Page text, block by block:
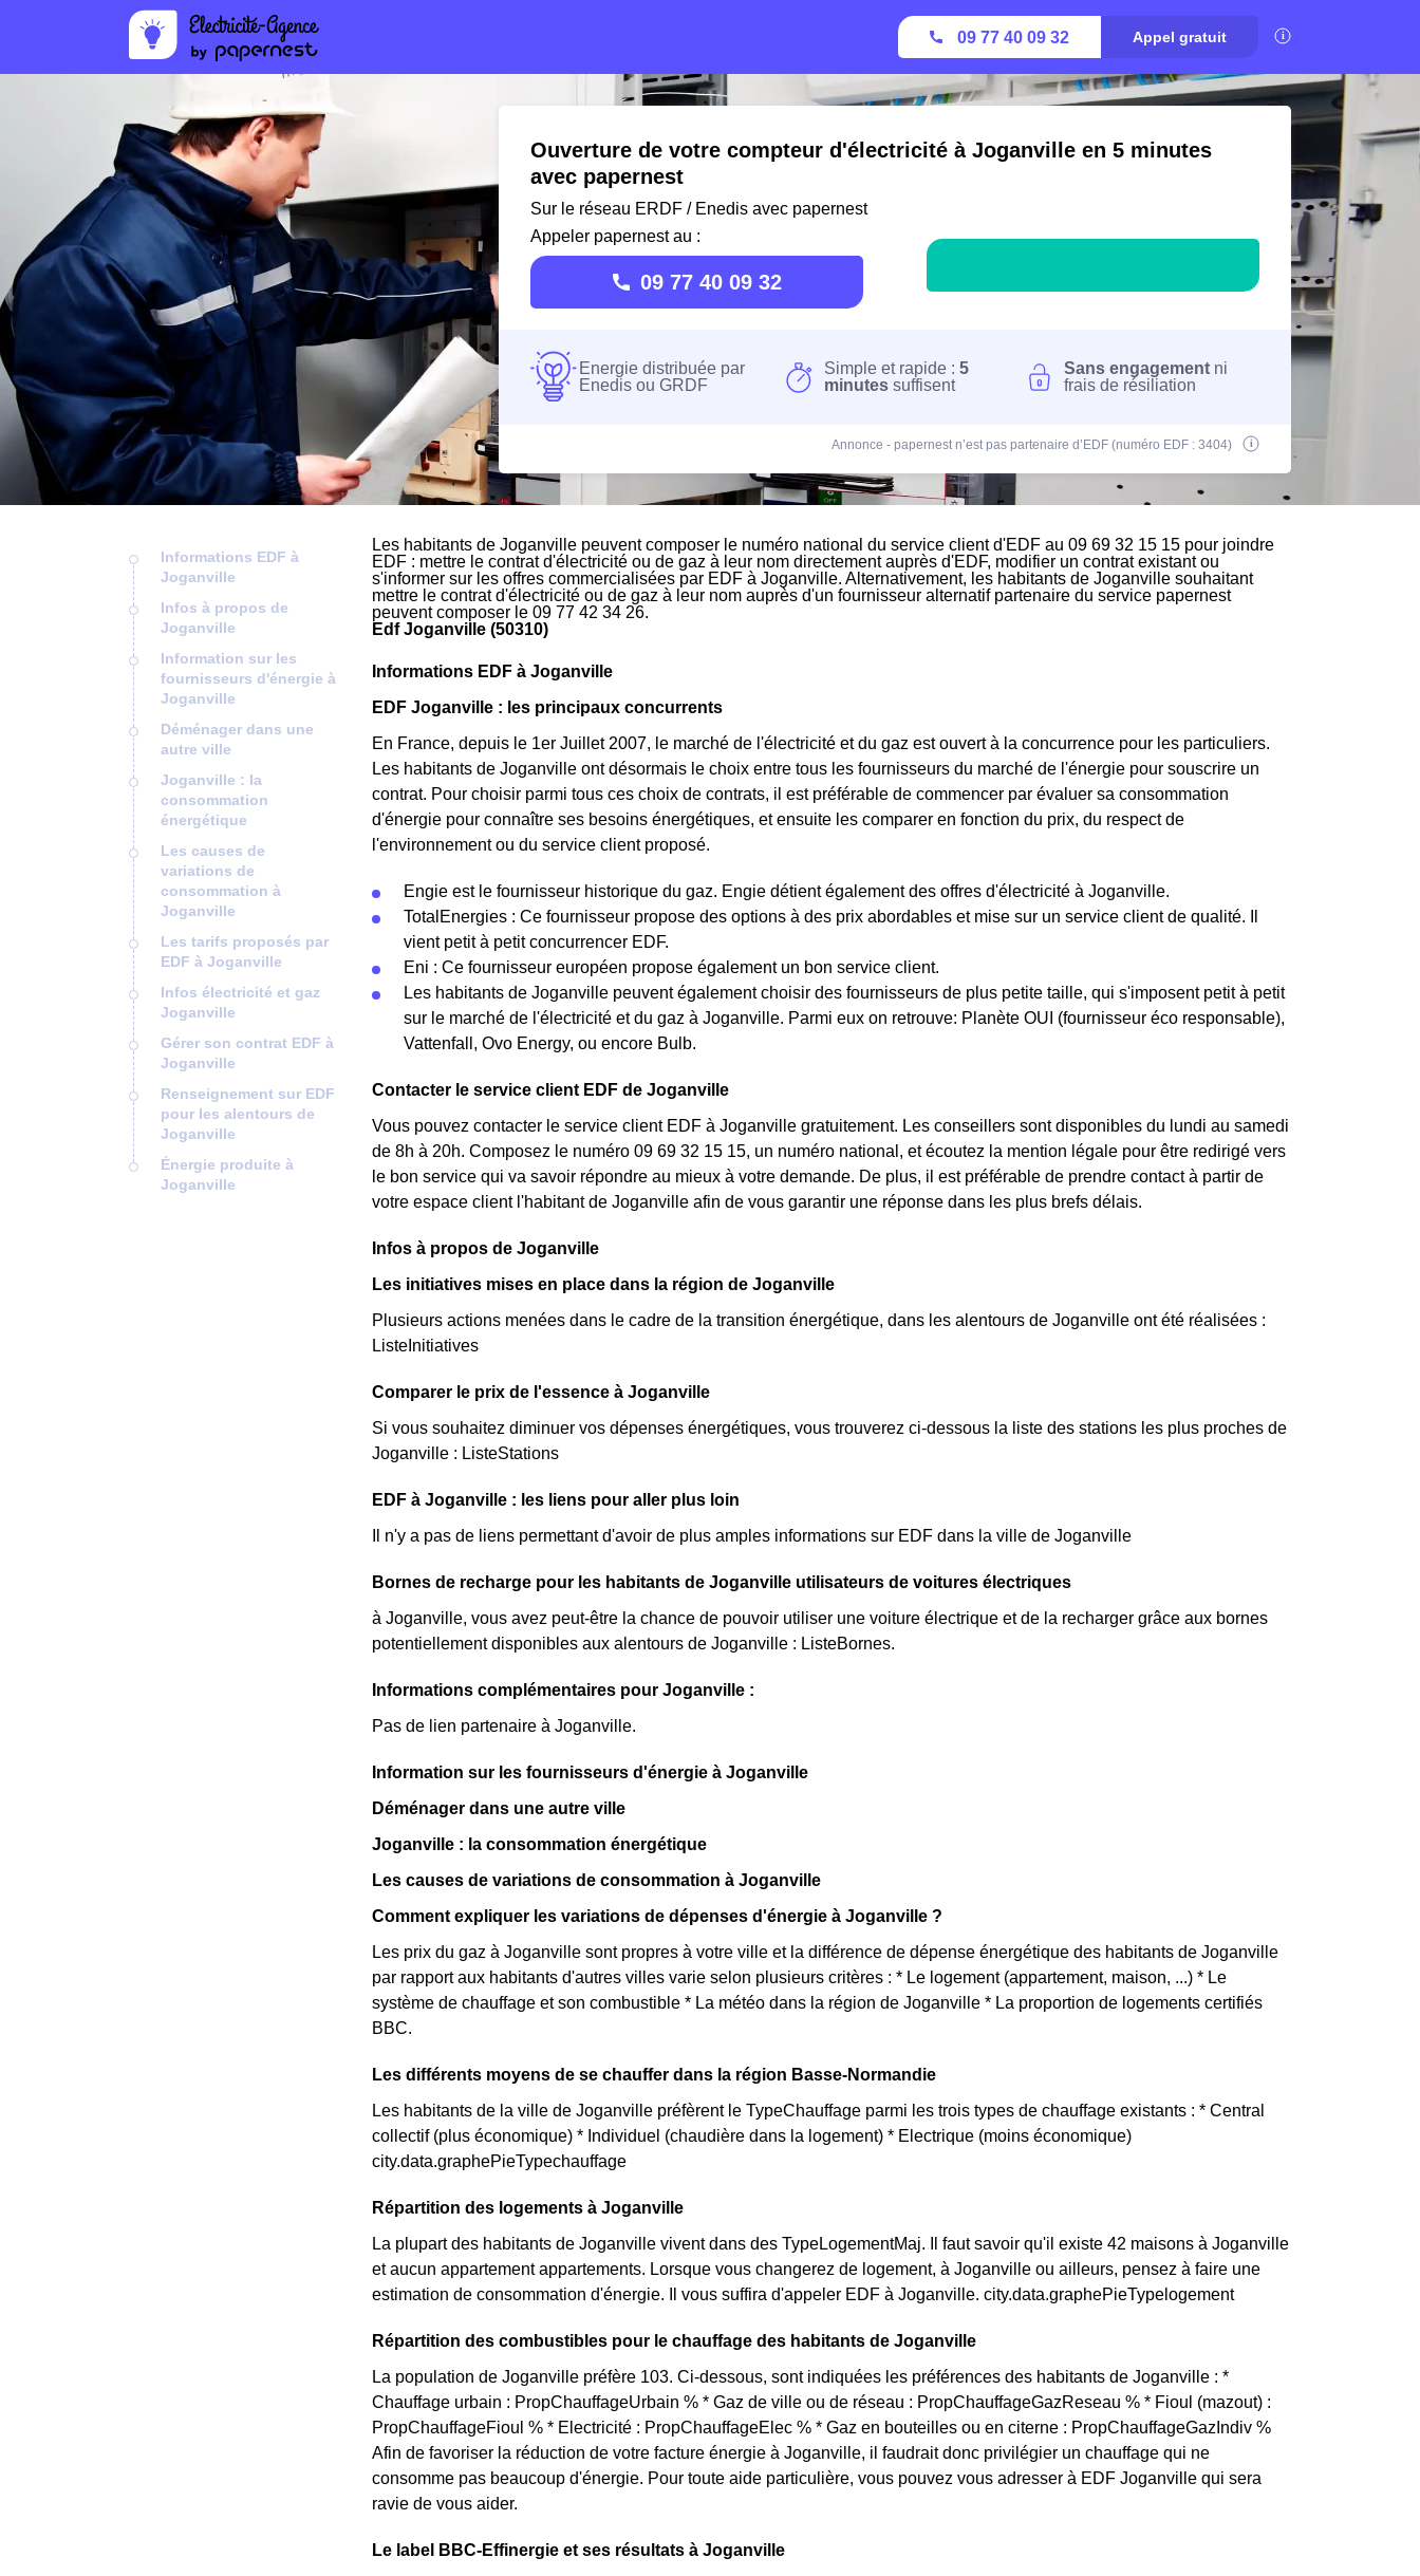
09 77 40 09 32 Appel gratuit
Ouverture de votre compteur d'électricité à Joganville en 5 minutes
avec papernest
Sur le réseau ERDF / Enedis avec papernest
Appeler papernest au :
09 77 40 09 32
Energie distribuée par
Enedis ou GRDF
Simple et rapide :5
minutes suffisent
Sans engagement ni
frais de résiliation
Annonce - papernest n’est pas partenaire d’EDF (numéro EDF : 3404)
Informations EDF à
Joganville
Infos à propos de
Joganville
Information sur les
fournisseurs d'énergie à
Joganville
Déménager dans une
autre ville
Joganville : la
consommation
énergétique
Les causes de
variations de
consommation à
Joganville
Les tarifs proposés par
EDF à Joganville
Infos électricité et gaz
Joganville
Gérer son contrat EDF à
Joganville
Renseignement sur EDF
pour les alentours de
Joganville
Énergie produite à
Joganville
Les habitants de Joganville peuvent composer le numéro national du service client d'EDF au 09 69 32 15 15 pour joindre
EDF : mettre le contrat d'électricité ou de gaz à leur nom directement auprès d'EDF, modifier un contrat existant ou
s'informer sur les offres commercialisées par EDF à Joganville. Alternativement, les habitants de Joganville souhaitant
mettre le contrat d'électricité ou de gaz à leur nom auprès d'un fournisseur alternatif partenaire du service papernest
peuvent composer le 09 77 42 34 26.
Edf Joganville (50310)
Informations EDF à Joganville
EDF Joganville : les principaux concurrents
En France, depuis le 1er Juillet 2007, le marché de l'électricité et du gaz est ouvert à la concurrence pour les particuliers.
Les habitants de Joganville ont désormais le choix entre tous les fournisseurs du marché de l'énergie pour souscrire un
contrat. Pour choisir parmi tous ces choix de contrats, il est préférable de commencer par évaluer sa consommation
d'énergie pour connaître ses besoins énergétiques, et ensuite les comparer en fonction du prix, du respect de
l'environnement ou du service client proposé.
Engie est le fournisseur historique du gaz. Engie détient également des offres d'électricité à Joganville.
TotalEnergies : Ce fournisseur propose des options à des prix abordables et mise sur un service client de qualité. Il
vient petit à petit concurrencer EDF.
Eni : Ce fournisseur européen propose également un bon service client.
Les habitants de Joganville peuvent également choisir des fournisseurs de plus petite taille, qui s'imposent petit à petit
sur le marché de l'électricité et du gaz à Joganville. Parmi eux on retrouve: Planète OUI (fournisseur éco responsable),
Vattenfall, Ovo Energy, ou encore Bulb.
Contacter le service client EDF de Joganville
Vous pouvez contacter le service client EDF à Joganville gratuitement. Les conseillers sont disponibles du lundi au samedi
de 8h à 20h. Composez le numéro 09 69 32 15 15, un numéro national, et écoutez la mention légale pour être redirigé vers
le bon service qui va savoir répondre au mieux à votre demande. De plus, il est préférable de prendre contact à partir de
votre espace client l'habitant de Joganville afin de vous garantir une réponse dans les plus brefs délais.
Infos à propos de Joganville
Les initiatives mises en place dans la région de Joganville
Plusieurs actions menées dans le cadre de la transition énergétique, dans les alentours de Joganville ont été réalisées :
ListeInitiatives
Comparer le prix de l'essence à Joganville
Si vous souhaitez diminuer vos dépenses énergétiques, vous trouverez ci-dessous la liste des stations les plus proches de
Joganville : ListeStations
EDF à Joganville : les liens pour aller plus loin
Il n'y a pas de liens permettant d'avoir de plus amples informations sur EDF dans la ville de Joganville
Bornes de recharge pour les habitants de Joganville utilisateurs de voitures électriques
à Joganville, vous avez peut-être la chance de pouvoir utiliser une voiture électrique et de la recharger grâce aux bornes
potentiellement disponibles aux alentours de Joganville : ListeBornes.
Informations complémentaires pour Joganville :
Pas de lien partenaire à Joganville.
Information sur les fournisseurs d'énergie à Joganville
Déménager dans une autre ville
Joganville : la consommation énergétique
Les causes de variations de consommation à Joganville
Comment expliquer les variations de dépenses d'énergie à Joganville ?
Les prix du gaz à Joganville sont propres à votre ville et la différence de dépense énergétique des habitants de Joganville
par rapport aux habitants d'autres villes varie selon plusieurs critères : * Le logement (appartement, maison, ...) * Le
système de chauffage et son combustible * La météo dans la région de Joganville * La proportion de logements certifiés
BBC.
Les différents moyens de se chauffer dans la région Basse-Normandie
Les habitants de la ville de Joganville préfèrent le TypeChauffage parmi les trois types de chauffage existants : * Central
collectif (plus économique) * Individuel (chaudière dans la logement) * Electrique (moins économique)
city.data.graphePieTypechauffage
Répartition des logements à Joganville
La plupart des habitants de Joganville vivent dans des TypeLogementMaj. Il faut savoir qu'il existe 42 maisons à Joganville
et aucun appartement appartements. Lorsque vous changerez de logement, à Joganville ou ailleurs, pensez à faire une
estimation de consommation d'énergie. Il vous suffira d'appeler EDF à Joganville. city.data.graphePieTypelogement
Répartition des combustibles pour le chauffage des habitants de Joganville
La population de Joganville préfère 103. Ci-dessous, sont indiquées les préférences des habitants de Joganville : *
Chauffage urbain : PropChauffageUrbain % * Gaz de ville ou de réseau : PropChauffageGazReseau % * Fioul (mazout) :
PropChauffageFioul % * Electricité : PropChauffageElec % * Gaz en bouteilles ou en citerne : PropChauffageGazIndiv %
Afin de favoriser la réduction de votre facture énergie à Joganville, il faudrait donc privilégier un chauffage qui ne
consomme pas beaucoup d'énergie. Pour toute aide particulière, vous pouvez vous adresser à EDF Joganville qui sera
ravie de vous aider.
Le label BBC-Effinergie et ses résultats à Joganville